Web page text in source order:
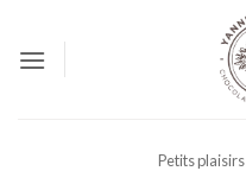
contenu
Petits plaisirs